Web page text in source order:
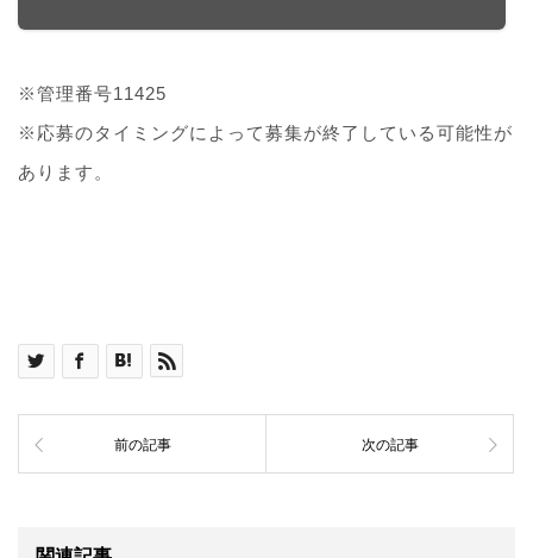
※管理番号11425
※応募のタイミングによって募集が終了している可能性が
あります。
前の記事 次の記事